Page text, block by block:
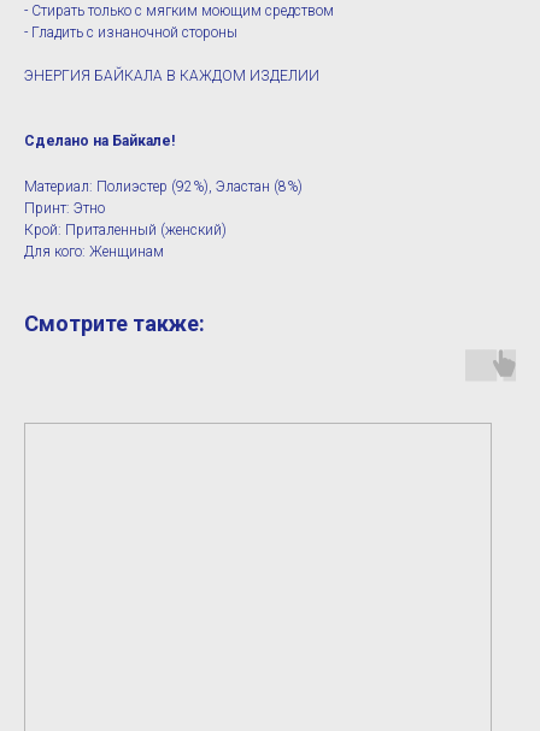
- Стирать только с мягким моющим средством
- Гладить с изнаночной стороны
ЭНЕРГИЯ БАЙКАЛА В КАЖДОМ ИЗДЕЛИИ
Сделано на Байкале!
Материал: Полиэстер (92%), Эластан (8%)
Принт: Этно
Крой: Приталенный (женский)
Для кого: Женщинам
Смотрите также: